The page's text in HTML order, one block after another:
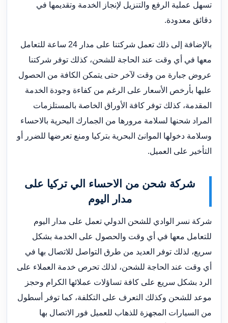
تسهل عملية الرفع والتنزيل لإنجاز الخدمة وتقديمها في
دقائق معدودة.
بالإضافة إلى ذلك تعمل شركتنا على مدار 24 ساعة للتعامل
معها في أي وقت عند الحاجة للشحن، كذلك توفر شركتنا
عروض جبارة من وقت لآخر حتى يتمكن الكافة من الحصول
عليها بأرخص الأسعار على الرغم من كفاءة وجودة الخدمة
المقدمة، كذلك توفر كافة الأوراق الخاصة بالمستلزمات
المراد شحنها لسلامة مرورها من الجمارك البحرية بالاحساء
وسلامة دخولها الموانئ البحرية بتركيا ومنع تعرضها للضرر أو
التأخير على العميل.
شركة شحن من الاحساء الي تركيا على
مدار اليوم
شركة نسر الوادي للشحن الدولي تعمل على مدار اليوم
للتعامل معها في أي وقت والحصول على الخدمة بشكل
سريع، لذلك توفر العديد من طرق التواصل للاتصال بها في
أي وقت عند الحاجة للشحن، لذلك تحرص خدمة العملاء على
الرد بشكل سريع على كافة تساؤلات عملائها الكرام وحجز
موعد للشحن وكذلك التعرف على التكلفة، كما توفر أسطول
من السيارات المجهزة للذهاب للعميل فور الاتصال بها